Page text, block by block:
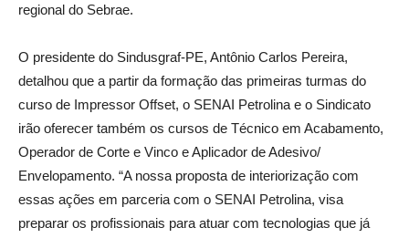
regional do Sebrae.
O presidente do Sindusgraf-PE, Antônio Carlos Pereira,
detalhou que a partir da formação das primeiras turmas do
curso de Impressor Offset, o SENAI Petrolina e o Sindicato
irão oferecer também os cursos de Técnico em Acabamento,
Operador de Corte e Vinco e Aplicador de Adesivo/
Envelopamento. “A nossa proposta de interiorização com
essas ações em parceria com o SENAI Petrolina, visa
preparar os profissionais para atuar com tecnologias que já